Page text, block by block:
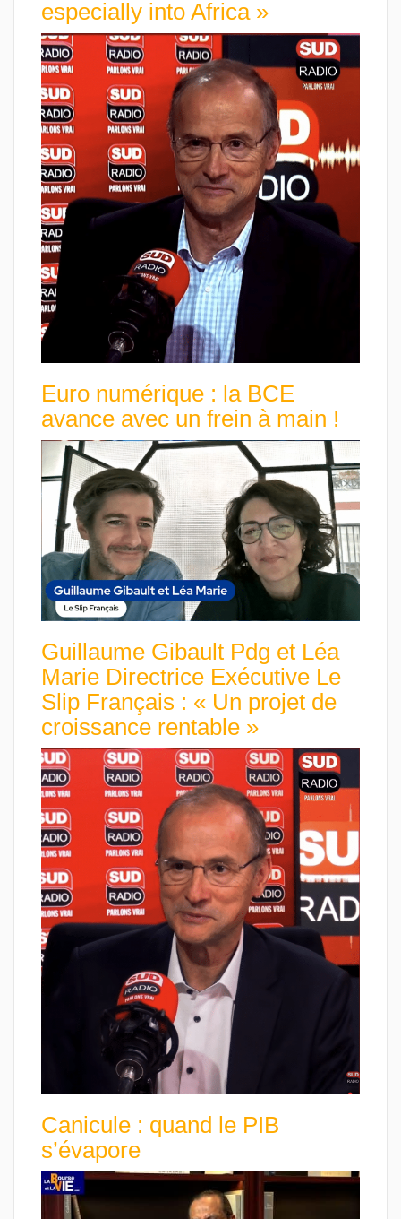
especially into Africa »
Euro numérique : la BCE
avance avec un frein à main !
Guillaume Gibault Pdg et Léa
Marie Directrice Exécutive Le
Slip Français : « Un projet de
croissance rentable »
Canicule : quand le PIB
s’évapore